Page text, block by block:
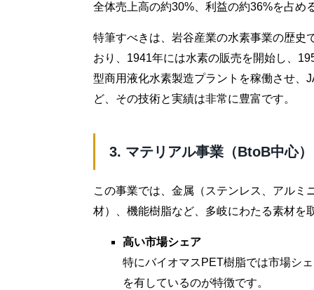
全体売上高の約30%、利益の約36%を占め
特筆すべきは、岩谷産業の水素事業の歴史
おり、1941年には水素の販売を開始し、
型商用液化水素製造プラントを稼働させ、
ど、その技術と実績は非常に豊富です。
3. マテリアル事業（BtoB中心）
この事業では、金属（ステンレス、アル
材）、機能樹脂など、多岐にわたる素材を
高い市場シェア
特にバイオマスPET樹脂では市場シ
を有しているのが特徴です。